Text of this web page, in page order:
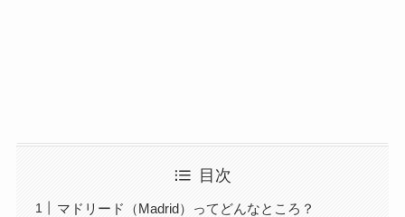
目次
マドリード（Madrid）ってどんなところ？